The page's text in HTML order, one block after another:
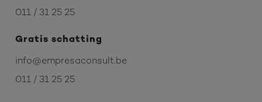
011 / 31 25 25
Gratis schatting
info@empresaconsult.be
011 / 31 25 25